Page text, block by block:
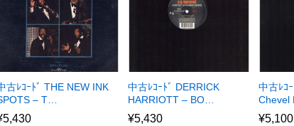
古ﾚｺｰﾄﾞ THE NEW INK
– T…
5,430
中古ﾚｺｰﾄﾞ DERRICK
HARRIOTT – BO…
¥5,430
中古ﾚｺ
Chevel
¥5,100